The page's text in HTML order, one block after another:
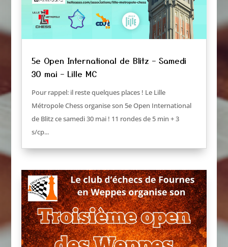
5e Open International de Blitz – Samedi
30 mai – Lille MC
Pour rappel: il reste quelques places ! Le Lille
Métropole Chess organise son 5e Open International
de Blitz ce samedi 30 mai ! 11 rondes de 5 min + 3
s/cp...